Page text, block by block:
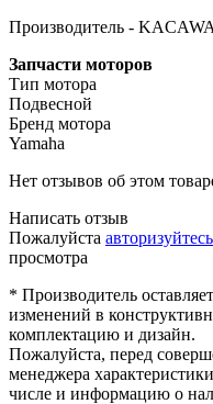
Производитель - KACAWA
Запчасти моторов
Тип мотора
Подвесной
Бренд мотора
Yamaha
Нет отзывов об этом
Написать отзыв
Пожалуйста авторизуйтесь
просмотра
* Производитель
изменений в
комплектацию и дизайн.
Пожалуйста, перед
менеджера
числе и информацию о